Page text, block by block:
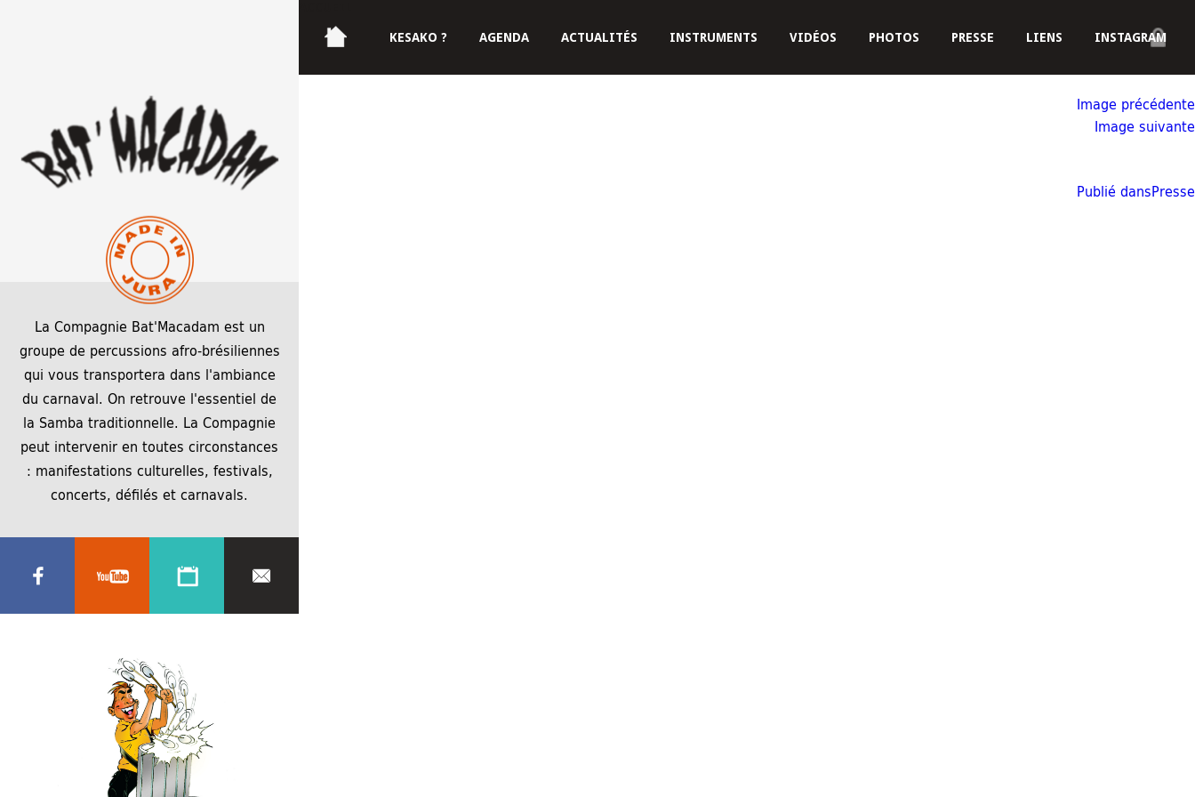
La Compagnie Bat'Macadam est un
groupe de percussions afro-brésiliennes
qui vous transportera dans l'ambiance
du carnaval. On retrouve l'essentiel de
la Samba traditionnelle. La Compagnie
peut intervenir en toutes circonstances
: manifestations culturelles, festivals,
concerts, défilés et carnavals.
KESAKO ? AGENDA ACTUALITÉS INSTRUMENTS VIDÉOS PHOTOS PRESSE LIENS INSTAGRAM
Image précédente
Image suivante
18 avril 201818 avril 20181308 × 2041
Publié dansPresse